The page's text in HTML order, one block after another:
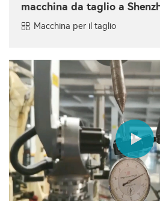
macchina da taglio a
Macchina per il taglio